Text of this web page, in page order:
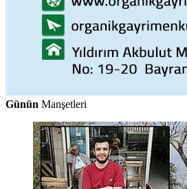
Günün Manşetleri